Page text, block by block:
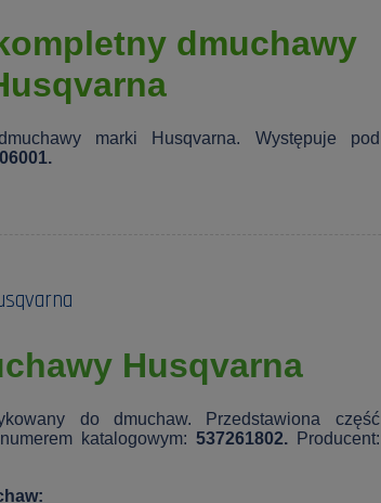
dmuchawy
marki Husqvarna. Występuje pod
Husqvarna
do dmuchaw. Przedstawiona część
katalogowym: 537261802.
Producent: